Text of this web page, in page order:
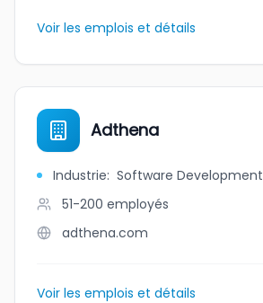
Voir les emplois et détails
Adthena
Industrie: Software Development
51-200 employés
adthena.com
Voir les emplois et détails